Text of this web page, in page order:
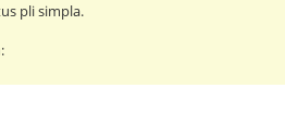
pli simpla.